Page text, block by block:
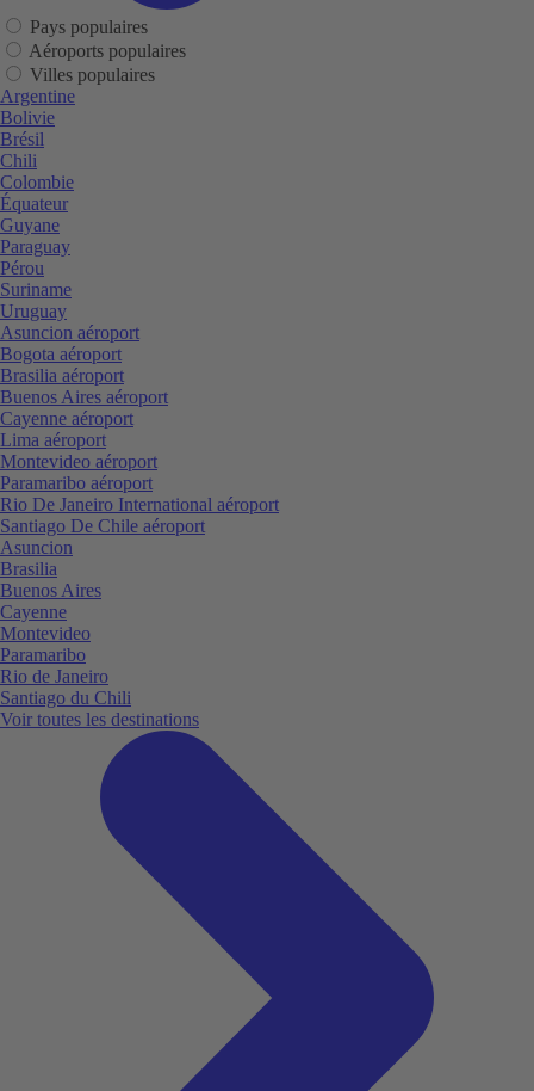
Pays populaires
Aéroports populaires
Villes populaires
Argentine
Bolivie
Brésil
Chili
Colombie
Équateur
Guyane
Paraguay
Pérou
Suriname
Uruguay
Asuncion aéroport
Bogota aéroport
Brasilia aéroport
Buenos Aires aéroport
Cayenne aéroport
Lima aéroport
Montevideo aéroport
Paramaribo aéroport
Rio De Janeiro International aéroport
Santiago De Chile aéroport
Asuncion
Brasilia
Buenos Aires
Cayenne
Montevideo
Paramaribo
Rio de Janeiro
Santiago du Chili
Voir toutes les destinations